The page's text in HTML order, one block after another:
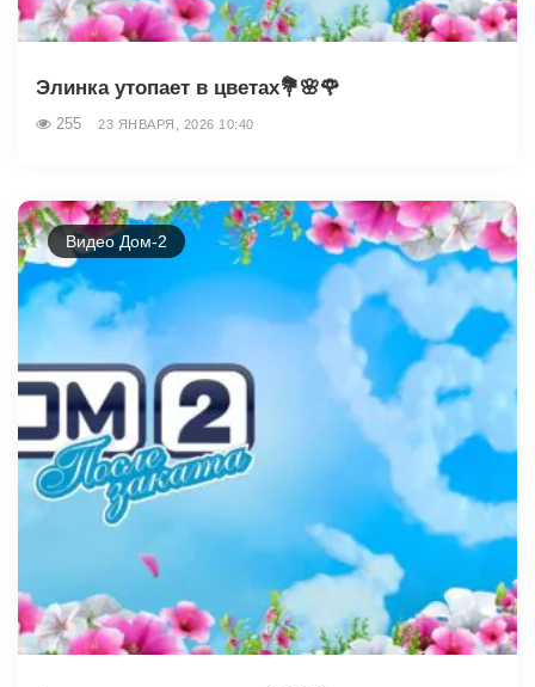
Элинка утопает в цветах💐🌸🌹
255 23 ЯНВАРЯ, 2026 10:40
Видео Дом-2